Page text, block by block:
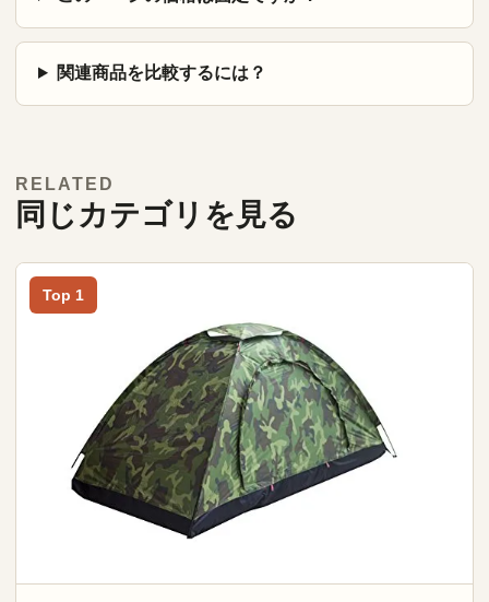
関連商品を比較するには？
RELATED
同じカテゴリを見る
Top 1